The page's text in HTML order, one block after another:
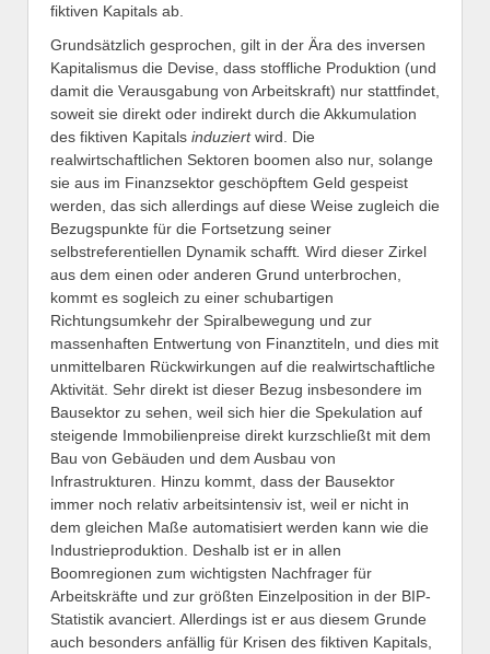
fiktiven Kapitals ab.
Grundsätzlich gesprochen, gilt in der Ära des inversen
Kapitalismus die Devise, dass stoffliche Produktion (und
damit die Verausgabung von Arbeitskraft) nur stattfindet,
soweit sie direkt oder indirekt durch die Akkumulation
des fiktiven Kapitals induziertwird. Die
realwirtschaftlichen Sektoren boomen also nur, solange
sie aus im Finanzsektor geschöpftem Geld gespeist
werden, das sich allerdings auf diese Weise zugleich die
Bezugspunkte für die Fortsetzung seiner
selbstreferentiellen Dynamik schafft Wird dieser Zirkel
aus dem einen oder anderen Grund unterbrochen,
kommt es sogleich zu einer schubartigen
Richtungsumkehr der Spiralbewegung und zur
massenhaften Entwertung von Finanztiteln, und dies mit
unmittelbaren Rückwirkungen auf die realwirtschaftliche
Aktivität. Sehr direkt ist dieser Bezug insbesondere im
Bausektor zu sehen, weil sich hier die Spekulation auf
steigende Immobilienpreise direkt kurzschließt mit dem
Bau von Gebäuden und dem Ausbau von
Infrastrukturen. Hinzu kommt, dass der Bausektor
immer noch relativ arbeitsintensiv ist, weil er nicht in
dem gleichen Maße automatisiert werden kann wie die
Industrieproduktion. Deshalb ist er in allen
Boomregionen zum wichtigsten Nachfrager für
Arbeitskräfte und zur größten Einzelposition in der BIP-
Statistik avanciert. Allerdings ist er aus diesem Grunde
auch besonders anfällig für Krisen des fiktiven Kapitals,